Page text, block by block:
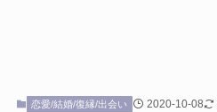
恋愛/結婚/復縁/出会い 2020-10-08